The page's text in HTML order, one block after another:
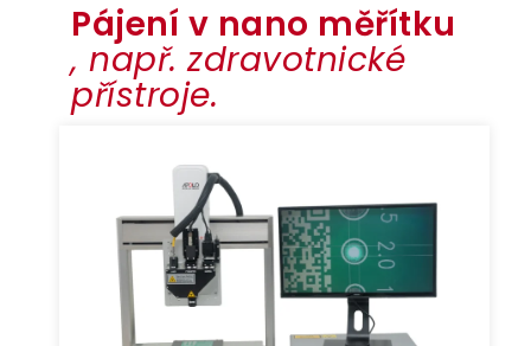
Pájení v nano měřítku
, např. zdravotnické
přístroje.